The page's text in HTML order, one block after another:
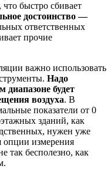
что быстро сбивает
достоинство —
ответственных
прочие
важно использовать
Надо
диапазоне будет
воздуха. В
показатели от 0
зданий, как
нужен уже
опции измерения
так бесполезно, как